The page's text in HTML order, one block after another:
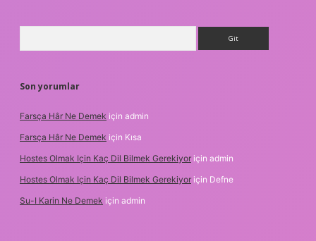
Son yorumlar
Farsça Hâr Ne Demek için admin
Farsça Hâr Ne Demek için Kısa
Hostes Olmak Için Kaç Dil Bilmek Gerekiyor için admin
Hostes Olmak Için Kaç Dil Bilmek Gerekiyor için Defne
Su-I Karin Ne Demek için admin